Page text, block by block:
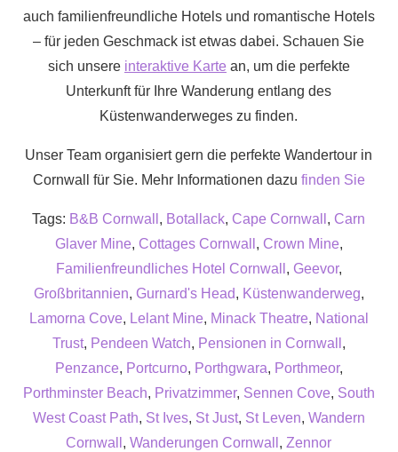
auch familienfreundliche Hotels und romantische Hotels
– für jeden Geschmack ist etwas dabei. Schauen Sie
sich unsere interaktive Kartean, um die perfekte
Unterkunft für Ihre Wanderung entlang des
Küstenwanderweges zu finden.
Unser Team organisiert gern die perfekte Wandertour in
Cornwall für Sie. Mehr Informationen dazu finden Sie
Tags: B&B Cornwall , Botallack, Cape Cornwall , Carn
Glaver Mine, Cottages Cornwall , Crown Mine,
Familienfreundliches Hotel Cornwall , Geevor,
Großbritannien, Gurnard's Head, Küstenwanderweg,
Lamorna Cove, Lelant Mine, Minack Theatre, National
Trust, Pendeen Watch, Pensionen in Cornwall ,
Penzance, Portcurno, Porthgwara, Porthmeor,
Porthminster Beach, Privatzimmer, Sennen Cove, South
West Coast Path, St Ives, St Just, St Leven, Wandern
Cornwall ,Wanderungen Cornwall ,Zennor